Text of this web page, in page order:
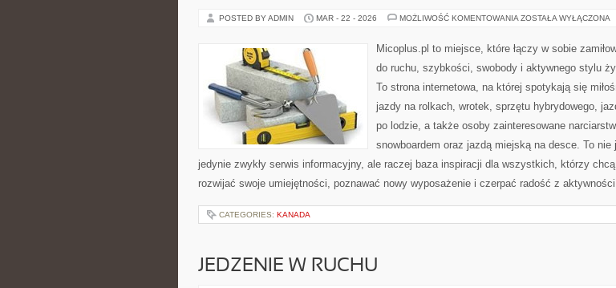
POSTED BY ADMIN MAR - 22 - 2026 MOŻLIWOŚĆ KOMENTOWANIA BEZPIECZEŃSTWO
ZOSTAŁA WYŁĄCZONA
Micoplus.pl to miejsce, które łączy w sobie
do ruchu, szybkości, swobody i aktywnego stylu
To strona internetowa, na której spotykają się
jazdy na rolkach, wrotek, sprzętu hybrydowego,
po lodzie, a także osoby zainteresowane
snowboardem oraz jazdą miejską na desce. To nie
jedynie zwykły serwis informacyjny, ale raczej baza inspiracji dla wszystkich, którzy chcą
rozwijać swoje umiejętności, poznawać nowy wyposażenie i czerpać radość z
CATEGORIES: KANADA
JEDZENIE W RUCHU